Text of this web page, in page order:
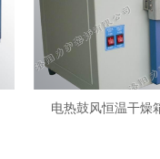
电热鼓风恒温干燥